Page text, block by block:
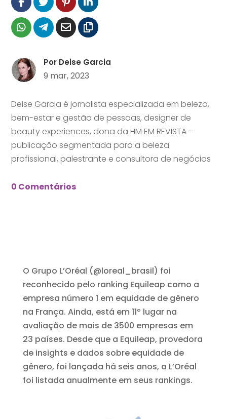
Por Deise Garcia
9 mar, 2023
Deise Garcia é jornalista especializada em beleza,
bem-estar e gestão de pessoas, designer de
beauty experiences, dona da HM EM REVISTA –
publicação segmentada para a beleza
profissional, palestrante e consultora de negócios
0 Comentários
O Grupo L’Oréal (@loreal_brasil) foi
reconhecido pelo ranking Equileap como a
empresa número 1 em equidade de gênero
na França. Ainda, está em 11º lugar na
avaliação de mais de 3500 empresas em
23 países. Desde que a Equileap, provedora
de insights e dados sobre equidade de
gênero, foi lançada há seis anos, a L’Oréal
foi listada anualmente em seus rankings.